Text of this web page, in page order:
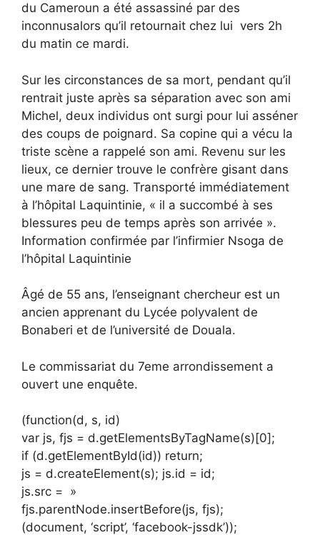
du Cameroun a été assassiné par des
inconnusalors qu’il retournait chez lui vers 2h
du matin ce mardi.
Sur les circonstances de sa mort, pendant qu’il
rentrait juste après sa séparation avec son ami
Michel, deux individus ont surgi pour lui asséner
des coups de poignard. Sa copine qui a vécu la
triste scène a rappelé son ami. Revenu sur les
lieux, ce dernier trouve le confrère gisant dans
une mare de sang. Transporté immédiatement
à l’hôpital Laquintinie, « il a succombé à ses
blessures peu de temps après son arrivée ».
Information confirmée par l’infirmier Nsoga de
l’hôpital Laquintinie
Âgé de 55 ans, l’enseignant chercheur est un
ancien apprenant du Lycée polyvalent de
Bonaberi et de l’université de Douala.
Le commissariat du 7eme arrondissement a
ouvert une enquête.
(function(d, s, id)
var js, fjs = d.getElementsByTagName(s)[0];
if (d.getElementById(id)) return;
js = d.createElement(s); js.id = id;
js.src = »
fjs.parentNode.insertBefore(js, fjs);
(document, ‘script’, ‘facebook-jssdk’));